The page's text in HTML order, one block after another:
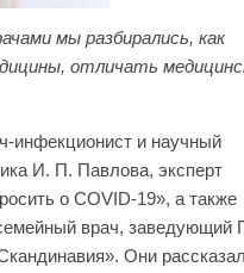
мы разбирались, как
отличать
инфекционист и научный
И. П. Павлова, эксперт
о COVID-19», а также
врач, заведующий
Они